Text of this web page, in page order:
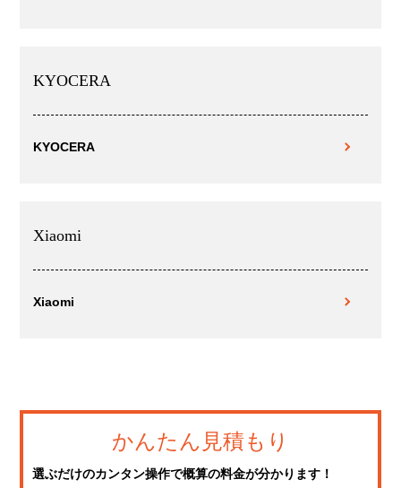
KYOCERA
KYOCERA
Xiaomi
Xiaomi
かんたん見積もり
選ぶだけのカンタン操作で概算の料金が分かります！